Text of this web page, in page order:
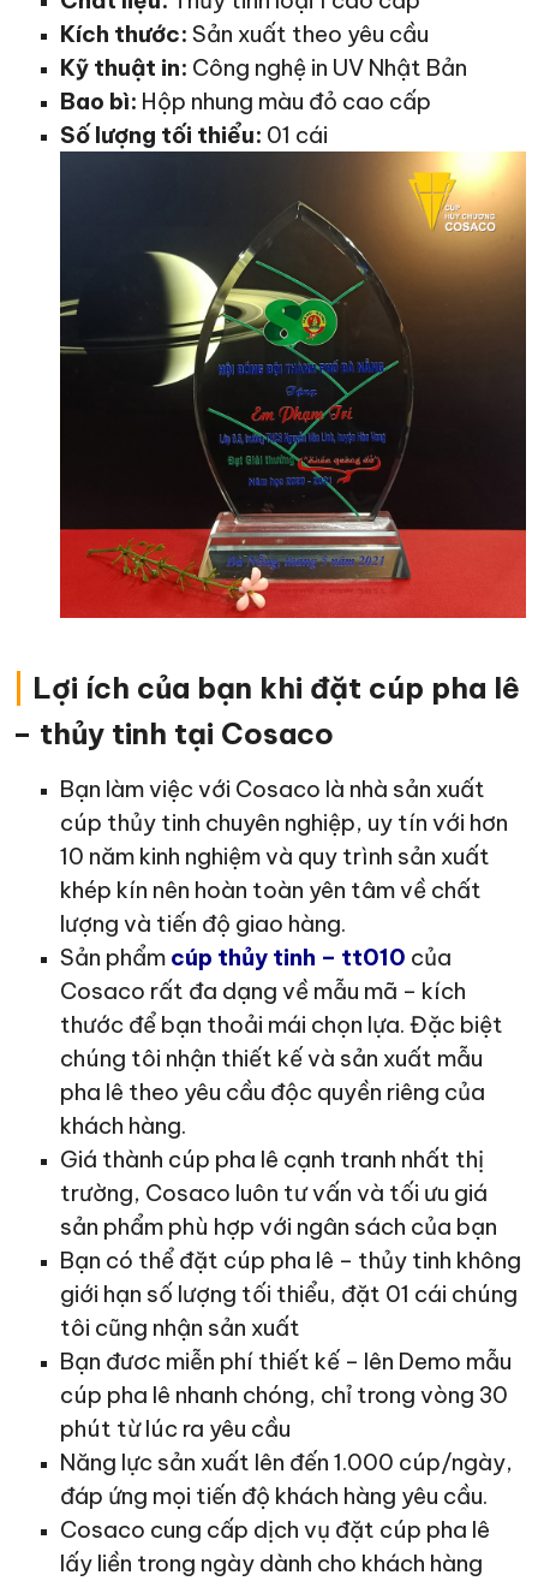
Kích thước: Sản xuất theo yêu cầu
Kỹ thuật in: Công nghệ in UV Nhật Bản
Bao bì: Hộp nhung màu đỏ cao cấp
Số lượng tối thiểu: 01 cái
Lợi ích của bạn khi đặt cúp pha lê
– thủy tinh tại Cosaco
Bạn làm việc với Cosaco là nhà sản xuất
cúp thủy tinh chuyên nghiệp, uy tín với hơn
10 năm kinh nghiệm và quy trình sản xuất
khép kín nên hoàn toàn yên tâm về chất
lượng và tiến độ giao hàng.
Sản phẩm cúp thủy tinh – tt010 của
Cosaco rất đa dạng về mẫu mã – kích
thước để bạn thoải mái chọn lựa. Đặc biệt
chúng tôi nhận thiết kế và sản xuất mẫu
pha lê theo yêu cầu độc quyền riêng của
khách hàng.
Giá thành cúp pha lê cạnh tranh nhất thị
trường, Cosaco luôn tư vấn và tối ưu giá
sản phẩm phù hợp với ngân sách của bạn
Bạn có thể đặt cúp pha lê – thủy tinh không
giới hạn số lượng tối thiểu, đặt 01 cái chúng
tôi cũng nhận sản xuất
Bạn đươc miễn phí thiết kế – lên Demo mẫu
cúp pha lê nhanh chóng, chỉ trong vòng 30
phút từ lúc ra yêu cầu
Năng lực sản xuất lên đến 1.000 cúp/ngày,
đáp ứng mọi tiến độ khách hàng yêu cầu.
Cosaco cung cấp dịch vụ đặt cúp pha lê
lấy liền trong ngày dành cho khách hàng